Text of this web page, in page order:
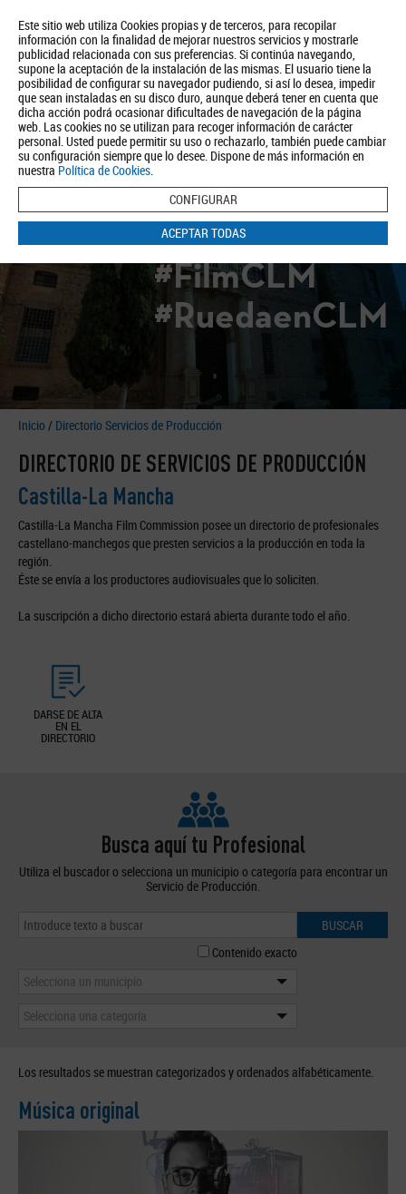
Este sitio web utiliza Cookies propias y de terceros, para recopilar
información con la finalidad de mejorar nuestros servicios y mostrarle
publicidad relacionada con sus preferencias. Si continúa navegando,
supone la aceptación de la instalación de las mismas. El usuario tiene la
posibilidad de configurar su navegador pudiendo, si así lo desea, impedir
que sean instaladas en su disco duro, aunque deberá tener en cuenta que
dicha acción podrá ocasionar dificultades de navegación de la página
web. Las cookies no se utilizan para recoger información de carácter
personal. Usted puede permitir su uso o rechazarlo, también puede cambiar
su configuración siempre que lo desee. Dispone de más información en
nuestra Política de Cookies.
CONFIGURAR
ACEPTAR TODAS
Quiénes somos Turismo Política de Privacidad Aviso Legal
Política de Cookies
BUSCAR
#FilmCLM
#RuedaenCLM
Inicio / Directorio Servicios de Producción
DIRECTORIO DE SERVICIOS DE PRODUCCIÓN
Castilla-La Mancha
Castilla-La Mancha Film Commission posee un directorio de profesionales
castellano-manchegos que presten servicios a la producción en toda la
región.
Éste se envía a los productores audiovisuales que lo soliciten.
La suscripción a dicho directorio estará abierta durante todo el año.
DARSE DE ALTA
EN EL
DIRECTORIO
Busca aquí tu Profesional
Utiliza el buscador o selecciona un municipio o categoría para encontrar un
Servicio de Producción.
BUSCAR
Contenido exacto
Selecciona un municipio
Selecciona una categoría
Los resultados se muestran categorizados y ordenados alfabéticamente.
Música original